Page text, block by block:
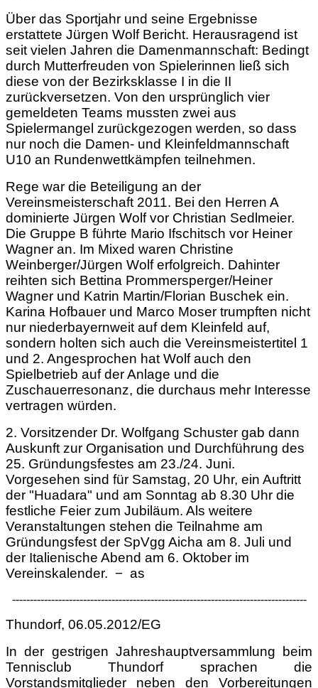
Über das Sportjahr und seine Ergebnisse
erstattete Jürgen Wolf Bericht. Herausragend ist
seit vielen Jahren die Damenmannschaft: Bedingt
durch Mutterfreuden von Spielerinnen ließ sich
diese von der Bezirksklasse I in die II
zurückversetzen. Von den ursprünglich vier
gemeldeten Teams mussten zwei aus
Spielermangel zurückgezogen werden, so dass
nur noch die Damen- und Kleinfeldmannschaft
U10 an Rundenwettkämpfen teilnehmen.
Rege war die Beteiligung an der
Vereinsmeisterschaft 2011. Bei den Herren A
dominierte Jürgen Wolf vor Christian Sedlmeier.
Die Gruppe B führte Mario Ifschitsch vor Heiner
Wagner an. Im Mixed waren Christine
Weinberger/Jürgen Wolf erfolgreich. Dahinter
reihten sich Bettina Prommersperger/Heiner
Wagner und Katrin Martin/Florian Buschek ein.
Karina Hofbauer und Marco Moser trumpften nicht
nur niederbayernweit auf dem Kleinfeld auf,
sondern holten sich auch die Vereinsmeistertitel 1
und 2. Angesprochen hat Wolf auch den
Spielbetrieb auf der Anlage und die
Zuschauerresonanz, die durchaus mehr Interesse
vertragen würden.
2. Vorsitzender Dr. Wolfgang Schuster gab dann
Auskunft zur Organisation und Durchführung des
25. Gründungsfestes am 23./24. Juni.
Vorgesehen sind für Samstag, 20 Uhr, ein Auftritt
der "Huadara" und am Sonntag ab 8.30 Uhr die
festliche Feier zum Jubiläum. Als weitere
Veranstaltungen stehen die Teilnahme am
Gründungsfest der SpVgg Aicha am 8. Juli und
der Italienische Abend am 6. Oktober im
Vereinskalender. − as
-----------------------------------------------------------------------------------
Thundorf, 06.05.2012/EG
In der gestrigen Jahreshauptversammlung beim
Tennisclub Thundorf sprachen die
Vorstandsmitglieder neben den Vorbereitungen